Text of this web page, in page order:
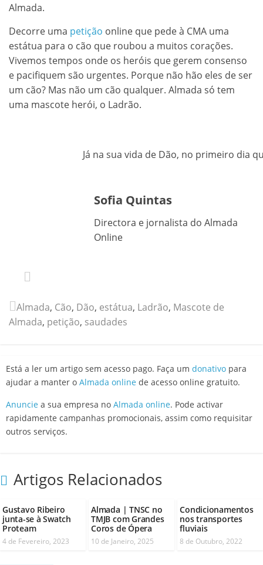
Almada.
Decorre uma petição online que pede à CMA uma
estátua para o cão que roubou a muitos corações.
Vivemos tempos onde os heróis que gerem consenso
e pacifiquem são urgentes. Porque não hão eles de ser
um cão? Mas não um cão qualquer. Almada só tem
uma mascote herói, o Ladrão.
Já na sua vida de Dão, no primeiro dia
Sofia Quintas
Directora e jornalista do Almada
Online
Almada, Cão, Dão, estátua, Ladrão, Mascote de
Almada, petição, saudades
Está a ler um artigo sem acesso pago. Faça um donativo para
ajudar a manter o Almada online de acesso online gratuito.
Anuncie a sua empresa no Almada online. Pode activar
rapidamente campanhas promocionais, assim como requisitar
outros serviços.
Artigos Relacionados
Gustavo Ribeiro
junta-se à Swatch
Proteam
4 de Fevereiro, 2023
Almada | TNSC no
TMJB com Grandes
Coros de Ópera
10 de Janeiro, 2025
Condicionamentos
nos transportes
fluviais
8 de Outubro, 2022